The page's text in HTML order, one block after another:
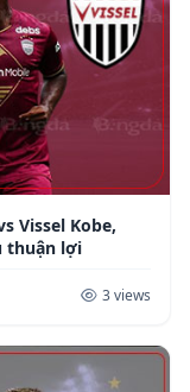
Vissel Kobe,
thuận lợi
3 views